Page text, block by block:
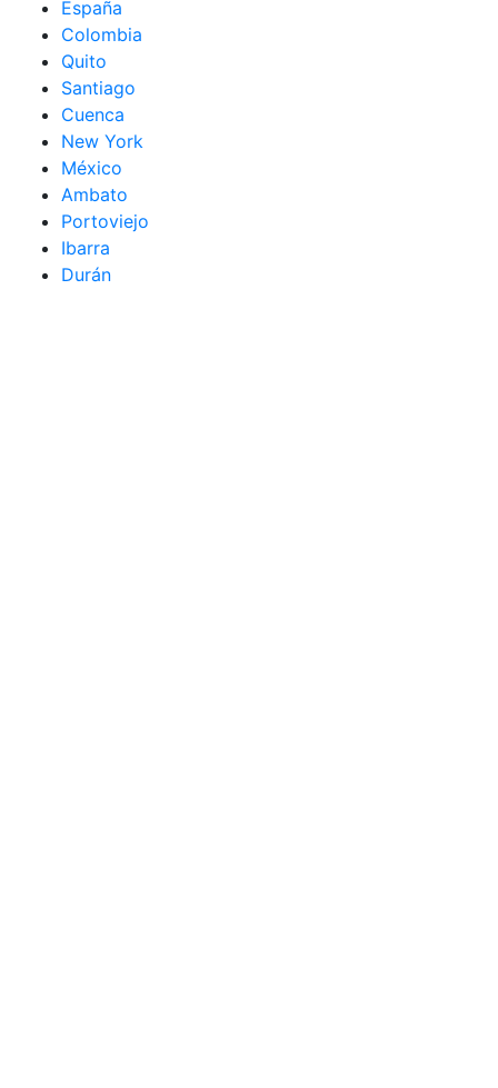
España
Colombia
Quito
Santiago
Cuenca
New York
México
Ambato
Portoviejo
Ibarra
Durán